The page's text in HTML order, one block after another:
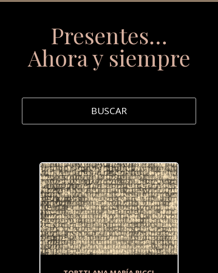
Presentes…
Ahora y siempre